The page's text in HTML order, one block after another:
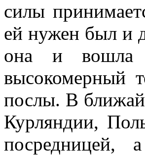
силы
ей нужен был и
она и вошла
высокомерный
послы. В
Курляндии,
посредницей,